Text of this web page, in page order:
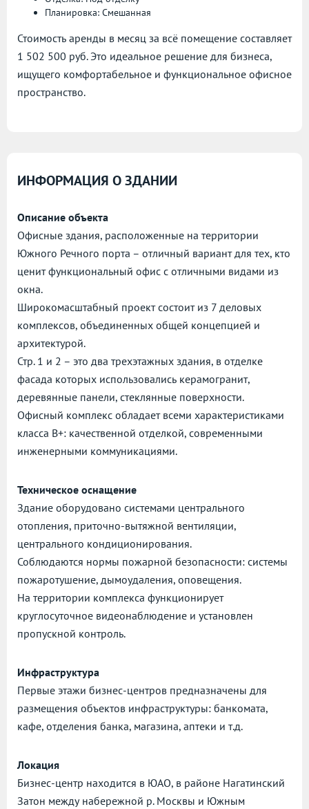
Планировка: Смешанная
Стоимость аренды в месяц за всё помещение составляет
1 502 500 руб. Это идеальное решение для бизнеса,
ищущего комфортабельное и функциональное офисное
пространство.
ИНФОРМАЦИЯ О ЗДАНИИ
Описание объекта
Офисные здания, расположенные на территории
Южного Речного порта – отличный вариант для тех, кто
ценит функциональный офис с отличными видами из
окна.
Широкомасштабный проект состоит из 7 деловых
комплексов, объединенных общей концепцией и
архитектурой.
Стр. 1 и 2 – это два трехэтажных здания, в отделке
фасада которых использовались керамогранит,
деревянные панели, стеклянные поверхности.
Офисный комплекс обладает всеми характеристиками
класса В+: качественной отделкой, современными
инженерными коммуникациями.
Техническое оснащение
Здание оборудовано системами центрального
отопления, приточно-вытяжной вентиляции,
центрального кондиционирования.
Соблюдаются нормы пожарной безопасности: системы
пожаротушение, дымоудаления, оповещения.
На территории комплекса функционирует
круглосуточное видеонаблюдение и установлен
пропускной контроль.
Инфраструктура
Первые этажи бизнес-центров предназначены для
размещения объектов инфраструктуры: банкомата,
кафе, отделения банка, магазина, аптеки и т.д.
Локация
Бизнес-центр находится в ЮАО, в районе Нагатинский
Затон между набережной р. Москвы и Южным